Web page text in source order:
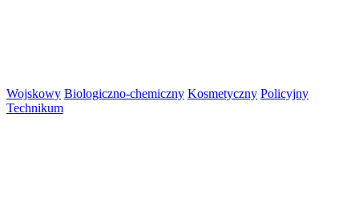
Wojskowy Biologiczno-chemiczny Kosmetyczny Policyjny
Technikum